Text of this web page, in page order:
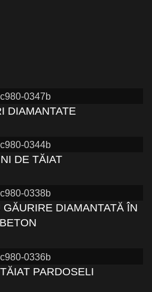
DIAMANTATE
DE TĂIAT
DIAMANTATĂ ÎN
BETON
PARDOSELI